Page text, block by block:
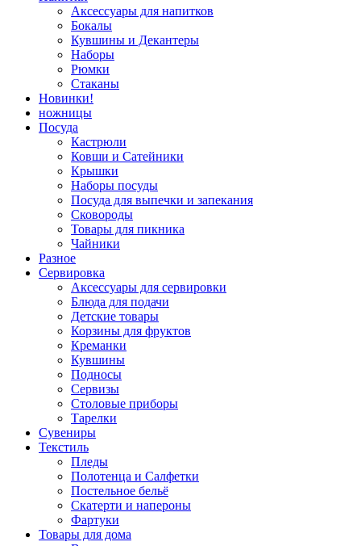
Аксессуары для напитков
Бокалы
Кувшины и Декантеры
Наборы
Рюмки
Стаканы
Новинки!
ножницы
Посуда
Кастрюли
Ковши и Сатейники
Крышки
Наборы посуды
Посуда для выпечки и запекания
Сковороды
Товары для пикника
Чайники
Разное
Сервировка
Аксессуары для сервировки
Блюда для подачи
Детские товары
Корзины для фруктов
Креманки
Кувшины
Подносы
Сервизы
Столовые приборы
Тарелки
Сувениры
Текстиль
Пледы
Полотенца и Салфетки
Постельное бельё
Скатерти и напероны
Фартуки
Товары для дома